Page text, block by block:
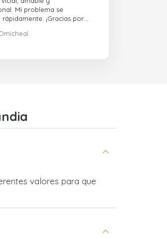
Mi problema se
rápidamente. ¡Gracias por
valores para que